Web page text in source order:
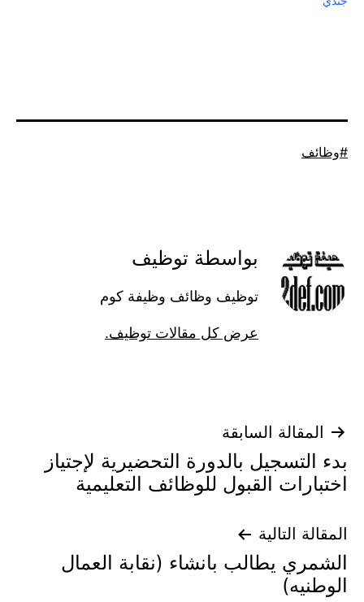
موسوم
وظائف
بواسطة توظيف
توظيف وظائف وظيفة كوم
عرض كل مقالات توظيف.
تصفّح
المقالات
المقالة السابقة
بدء التسجيل بالدورة التحضيرية لإجتياز
اختبارات القبول للوظائف التعليمية
المقالة التالية
الشمري يطالب بانشاء (نقابة العمال
الوطنيه)